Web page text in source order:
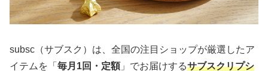
subsc（サブスク）は、全国の注目ショップが厳選したア
イテムを「 毎月1回・定額」でお届けするサブスクリプシ